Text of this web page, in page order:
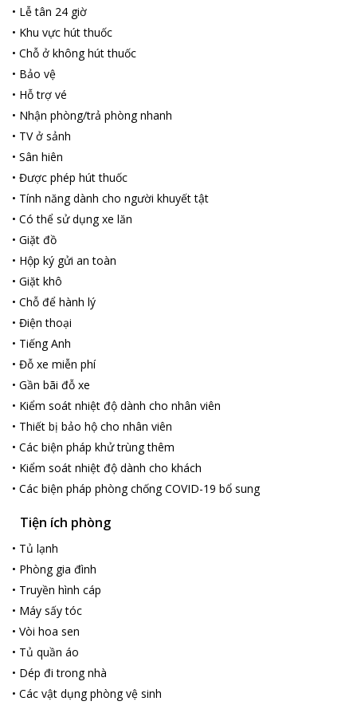
và hiện đại, du khách có thể ngắm khung cảnh thành phố xinh
đẹp và lung linh.
Khách sạn có quán cafe vô cùng xinh đẹp trong khuôn viên,
internet tốc độ cao và chỗ đậu xe miễn phí. Nhân viên khách sạn
được đào tạo chuyên nghiệp, bài bản hứa hẹn sẽ đem lại sự hài
lòng và chuyến đi đáng nhớ cho du khách. Khách sạn phù hợp
với mọi du khách ở mọi lứa tuổi.
• Lễ tân 24 giờ
• Khu vực hút thuốc
• Chỗ ở không hút thuốc
• Bảo vệ
• Hỗ trợ vé
• Nhận phòng/trả phòng nhanh
• TV ở sảnh
• Sân hiên
• Được phép hút thuốc
• Tính năng dành cho người khuyết tật
• Có thể sử dụng xe lăn
• Giặt đồ
• Hộp ký gửi an toàn
• Giặt khô
• Chỗ để hành lý
• Điện thoại
• Tiếng Anh
• Đỗ xe miễn phí
• Gần bãi đỗ xe
• Kiểm soát nhiệt độ dành cho nhân viên
• Thiết bị bảo hộ cho nhân viên
• Các biện pháp khử trùng thêm
• Kiểm soát nhiệt độ dành cho khách
• Các biện pháp phòng chống COVID-19 bổ sung
Tiện ích phòng
• Tủ lạnh
• Phòng gia đình
• Truyền hình cáp
• Máy sấy tóc
• Vòi hoa sen
• Tủ quần áo
• Dép đi trong nhà
• Các vật dụng phòng vệ sinh